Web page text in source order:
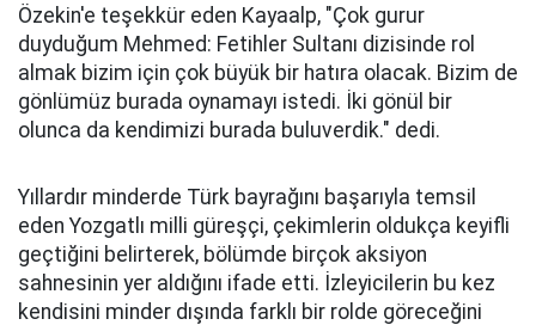
Özekin'e teşekkür eden Kayaalp, "Çok gurur
duyduğum Mehmed: Fetihler Sultanı dizisinde rol
almak bizim için çok büyük bir hatıra olacak. Bizim de
gönlümüz burada oynamayı istedi. İki gönül bir
olunca da kendimizi burada buluverdik." dedi.
Yıllardır minderde Türk bayrağını başarıyla temsil
eden Yozgatlı milli güreşçi, çekimlerin oldukça keyifli
geçtiğini belirterek, bölümde birçok aksiyon
sahnesinin yer aldığını ifade etti. İzleyicilerin bu kez
kendisini minder dışında farklı bir rolde göreceğini